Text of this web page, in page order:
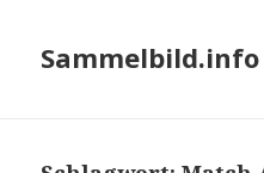
Sammelbild.info